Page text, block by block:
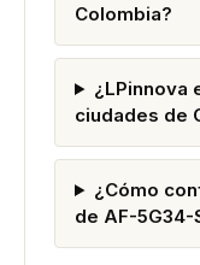
Colombia?
¿LPinnova
ciudades de
¿Cómo
de AF-5G34-